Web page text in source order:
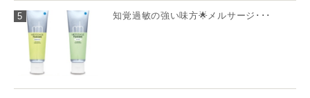
5 知覚過敏の強い味方🌟メルサージ･･･